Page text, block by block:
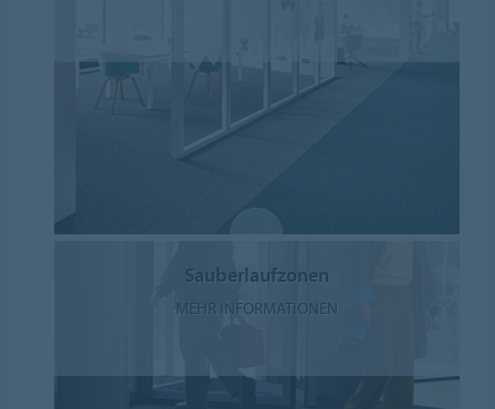
Sauberlaufzonen
MEHR INFORMATIONEN